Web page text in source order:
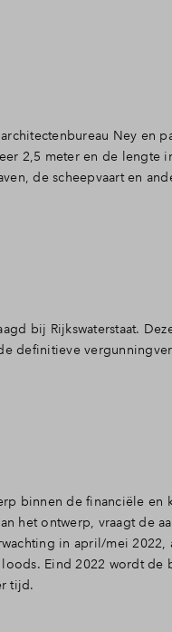
Ney en
2,5 meter en de lengte
de scheepvaart en
bij Rijkswaterstaat.
definitieve
binnen de financiële en
het ontwerp, vraagt de
in april/mei
Eind 2022 wordt de
tijd.